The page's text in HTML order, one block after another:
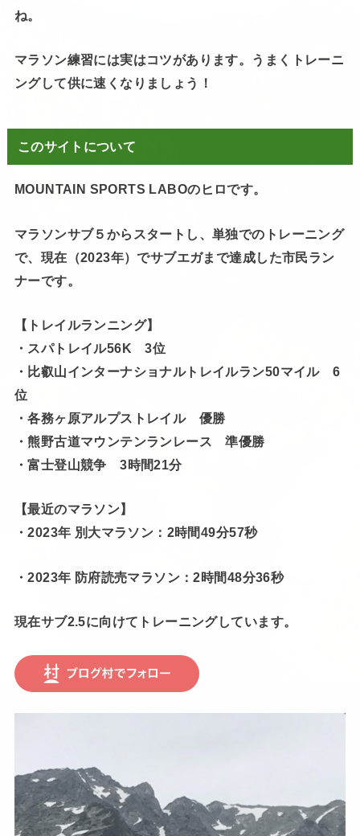
ね。
マラソン練習には実はコツがあります。うまくトレーニ
ングして供に速くなりましょう！
このサイトについて
MOUNTAIN SPORTS LABOのヒロです。
マラソンサブ５からスタートし、単独でのトレーニング
で、現在（2023年）でサブエガまで達成した市民ラン
ナーです。
【トレイルランニング】
・スパトレイル56K 3位
・比叡山インターナショナルトレイルラン50マイル 6
位
・各務ヶ原アルプストレイル 優勝
・熊野古道マウンテンランレース 準優勝
・富士登山競争 3時間21分
【最近のマラソン】
・2023年 別大マラソン：2時間49分57秒
・2023年 防府読売マラソン：2時間48分36秒
現在サブ2.5に向けてトレーニングしています。